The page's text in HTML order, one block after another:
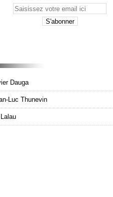
Dauga
Luc Thunevin